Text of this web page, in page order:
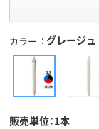
カラー グレージュ
販売単位：1本